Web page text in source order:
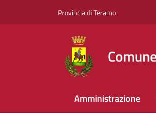
Provincia di Teramo
Amministrazione